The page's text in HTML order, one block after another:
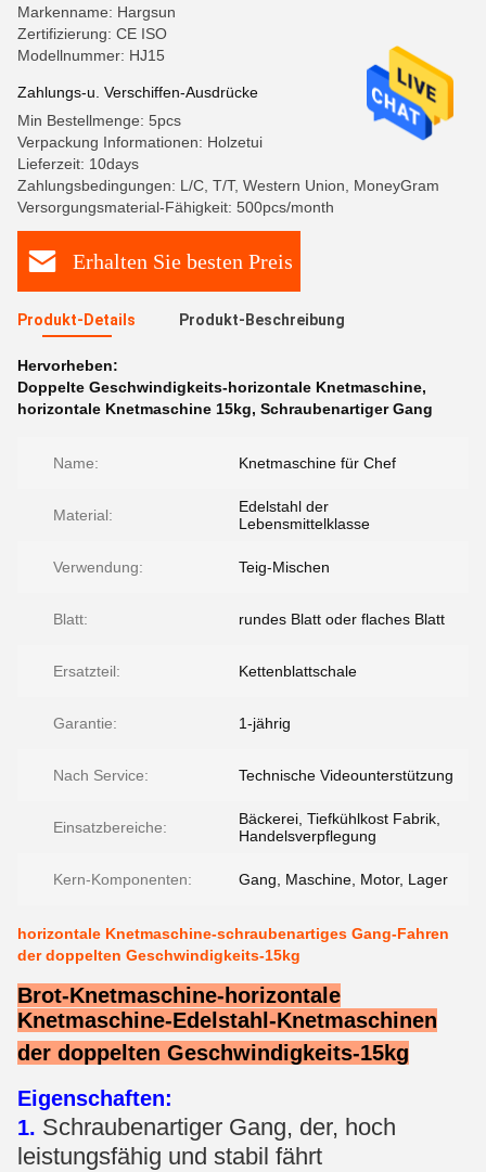
Markenname: Hargsun
Zertifizierung: CE ISO
Modellnummer: HJ15
Zahlungs-u. Verschiffen-Ausdrücke
Min Bestellmenge: 5pcs
Verpackung Informationen: Holzetui
Lieferzeit: 10days
Zahlungsbedingungen: L/C, T/T, Western Union, MoneyGram
Versorgungsmaterial-Fähigkeit: 500pcs/month
Erhalten Sie besten Preis
Produkt-Details Produkt-Beschreibung
Hervorheben:
Doppelte Geschwindigkeits-horizontale Knetmaschine,
horizontale Knetmaschine 15kg, Schraubenartiger Gang
Name: Knetmaschine für Chef
Material:
Edelstahl der
Lebensmittelklasse
Verwendung: Teig-Mischen
Blatt: rundes Blatt oder flaches Blatt
Ersatzteil: Kettenblattschale
Garantie: 1-jährig
Nach Service: Technische Videounterstützung
Einsatzbereiche:
Bäckerei, Tiefkühlkost Fabrik,
Handelsverpflegung
Kern-Komponenten: Gang, Maschine, Motor, Lager
horizontale Knetmaschine-schraubenartiges Gang-Fahren
der doppelten Geschwindigkeits-15kg
Brot-Knetmaschine-horizontale
Knetmaschine-Edelstahl-Knetmaschinen
der doppelten Geschwindigkeits-15kg
Eigenschaften:
1. Schraubenartiger Gang, der, hoch
leistungsfähig und stabil fährt